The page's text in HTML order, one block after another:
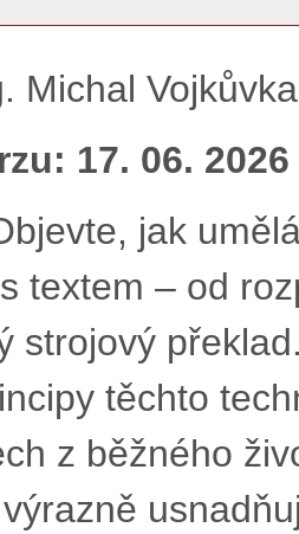
Michal
17. 06.
jak
textem – od
strojový
těchto
z běžného